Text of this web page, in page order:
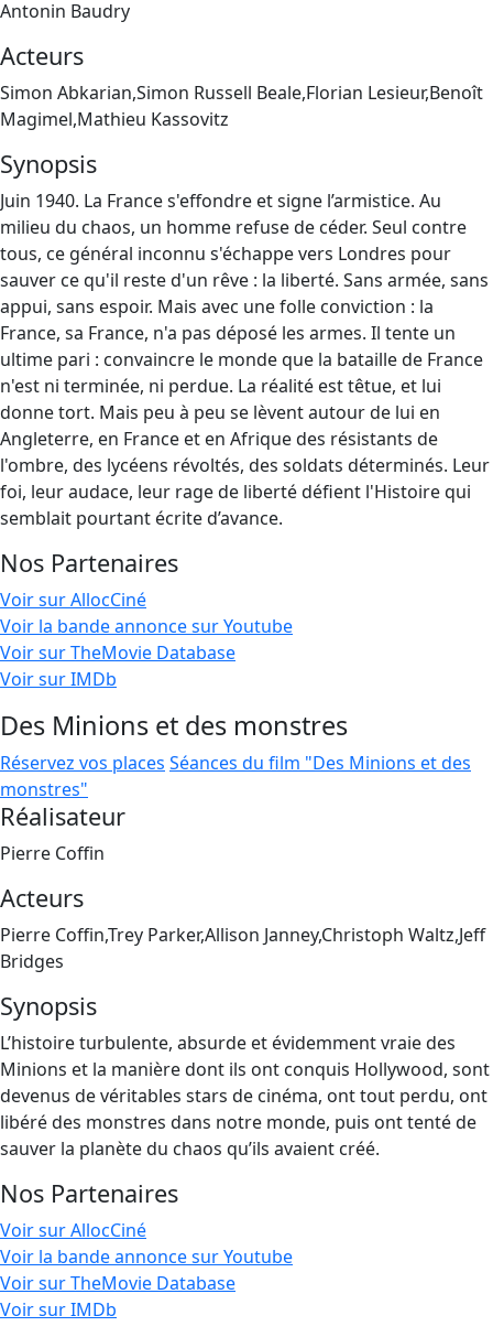
Antonin Baudry
Acteurs
Simon Abkarian,Simon Russell Beale,Florian Lesieur,Benoît
Magimel,Mathieu Kassovitz
Synopsis
Juin 1940. La France s'effondre et signe l’armistice. Au
milieu du chaos, un homme refuse de céder. Seul contre
tous, ce général inconnu s'échappe vers Londres pour
sauver ce qu'il reste d'un rêve : la liberté. Sans armée, sans
appui, sans espoir. Mais avec une folle conviction : la
France, sa France, n'a pas déposé les armes. Il tente un
ultime pari : convaincre le monde que la bataille de France
n'est ni terminée, ni perdue. La réalité est têtue, et lui
donne tort. Mais peu à peu se lèvent autour de lui en
Angleterre, en France et en Afrique des résistants de
l'ombre, des lycéens révoltés, des soldats déterminés. Leur
foi, leur audace, leur rage de liberté défient l'Histoire qui
semblait pourtant écrite d’avance.
Nos Partenaires
Voir sur AllocCiné
Voir la bande annonce sur Youtube
Voir sur TheMovie Database
Voir sur IMDb
Des Minions et des monstres
Réservez vos places Séances du film "Des Minions et des
monstres"
Réalisateur
Pierre Coffin
Acteurs
Pierre Coffin,Trey Parker,Allison Janney,Christoph Waltz,Jeff
Bridges
Synopsis
L’histoire turbulente, absurde et évidemment vraie des
Minions et la manière dont ils ont conquis Hollywood, sont
devenus de véritables stars de cinéma, ont tout perdu, ont
libéré des monstres dans notre monde, puis ont tenté de
sauver la planète du chaos qu’ils avaient créé.
Nos Partenaires
Voir sur AllocCiné
Voir la bande annonce sur Youtube
Voir sur TheMovie Database
Voir sur IMDb